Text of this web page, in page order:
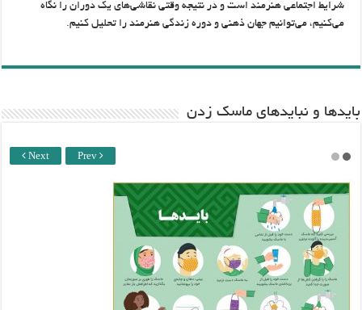
شرایط اجتماعی هنرمند است و در نتیجه وقتی نقاشی‌های یک دوران را نگاه
می‌کنیم، می‌توانیم جهان ذهنی و دوره زندگی هنرمند را تحلیل کنیم.
باید‌ها و نبایدهای ماسک زدن
Next Prev